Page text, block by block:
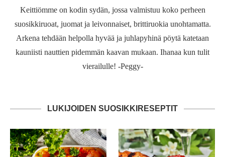
Keittiömme on kodin sydän, jossa valmistuu koko perheen
suosikkiruoat, juomat ja leivonnaiset, brittiruokia unohtamatta.
Arkena tehdään helpolla hyvää ja juhlapyhinä pöytä katetaan
kauniisti nauttien pidemmän kaavan mukaan. Ihanaa kun tulit
vierailulle! -Peggy-
LUKIJOIDEN SUOSIKKIRESEPTIT